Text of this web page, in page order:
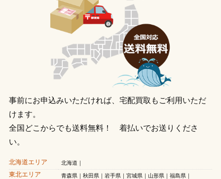
事前にお申込みいただければ、宅配買取もご利用いただ
けます。
全国どこからでも送料無料！ 着払いでお送りくださ
い。
北海道エリア 北海道
東北エリア 青森県 秋田県 岩手県 宮城県 山形県 福島県